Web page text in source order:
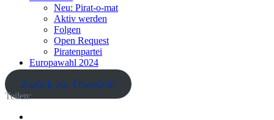
Neu: Pirat-o-mat
Aktiv werden
Folgen
Open Request
Piratenpartei
Europawahl 2024
Zurück zur Übersicht
Teilen: